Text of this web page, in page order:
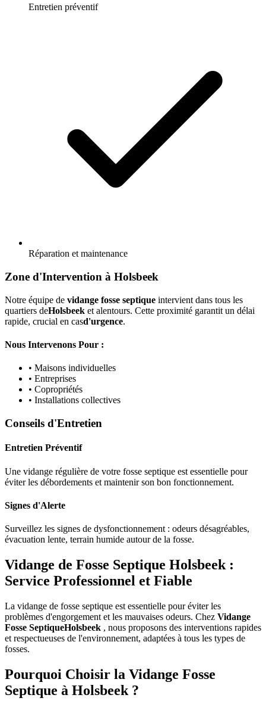
Entretien préventif
Réparation et maintenance
Zone d'Intervention à Holsbeek
Notre équipe de vidange fosse septique intervient dans tous les
quartiers deHolsbeek et alentours. Cette proximité garantit un délai
rapide, crucial en casd'urgence.
Nous Intervenons Pour :
• Maisons individuelles
• Entreprises
• Copropriétés
• Installations collectives
Conseils d'Entretien
Entretien Préventif
Une vidange régulière de votre fosse septique est essentielle pour
éviter les débordements et maintenir son bon fonctionnement.
Signes d'Alerte
Surveillez les signes de dysfonctionnement : odeurs désagréables,
évacuation lente, terrain humide autour de la fosse.
Vidange de Fosse Septique Holsbeek :
Service Professionnel et Fiable
La vidange de fosse septique est essentielle pour éviter les
problèmes d'engorgement et les mauvaises odeurs. Chez Vidange
Fosse SeptiqueHolsbeek , nous proposons des interventions rapides
et respectueuses de l'environnement, adaptées à tous les types de
fosses.
Pourquoi Choisir la Vidange Fosse
Septique à Holsbeek ?